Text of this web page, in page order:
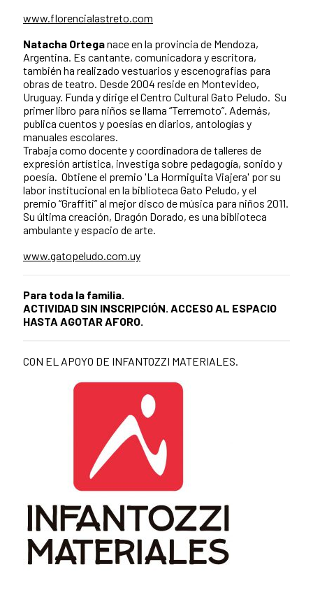
www.florencialastreto.com
Natacha Orteganace en la provincia de Mendoza,
Argentina. Es cantante, comunicadora y escritora,
también ha realizado vestuarios y escenografías para
obras de teatro. Desde 2004 reside en Montevideo,
Uruguay. Funda y dirige el Centro Cultural Gato Peludo. Su
primer libro para niños se llama “Terremoto”. Además,
publica cuentos y poesías en diarios, antologías y
manuales escolares.
Trabaja como docente y coordinadora de talleres de
expresión artística, investiga sobre pedagogía, sonido y
poesía. Obtiene el premio 'La Hormiguita Viajera' por su
labor institucional en la biblioteca Gato Peludo, y el
premio “Graffiti” al mejor disco de música para niños 2011.
Su última creación, Dragón Dorado, es una biblioteca
ambulante y espacio de arte.
www.gatopeludo.com.uy
Para toda la familia.
ACTIVIDAD SIN INSCRIPCIÓN. ACCESO AL ESPACIO
HASTA AGOTAR AFORO.
CON EL APOYO DE INFANTOZZI MATERIALES.